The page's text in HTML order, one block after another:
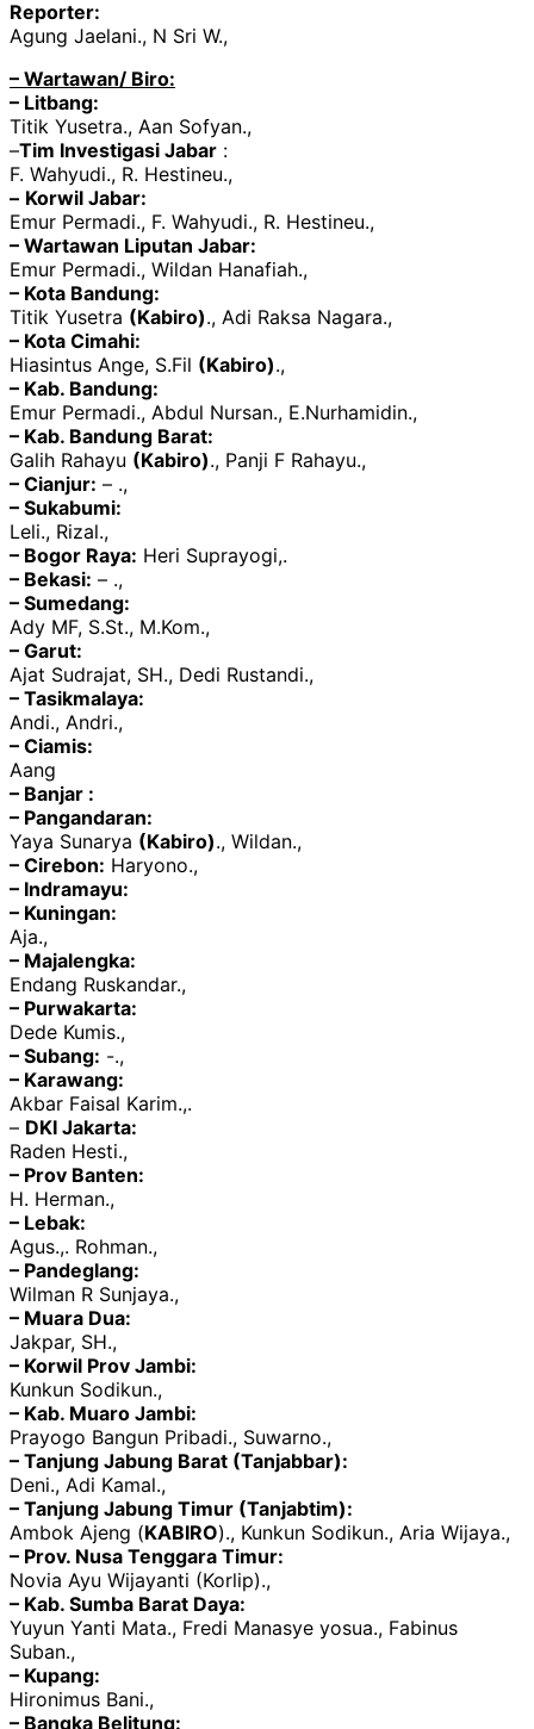
Reporter:
Agung Jaelani., N Sri W.,
– Wartawan/ Biro:
– Litbang:
Titik Yusetra., Aan Sofyan.,
–Tim Investigasi Jabar :
F. Wahyudi., R. Hestineu.,
– Korwil Jabar:
Emur Permadi., F. Wahyudi., R. Hestineu.,
– Wartawan Liputan Jabar:
Emur Permadi., Wildan Hanafiah.,
– Kota Bandung:
Titik Yusetra (Kabiro)., Adi Raksa Nagara.,
– Kota Cimahi:
Hiasintus Ange, S.Fil (Kabiro).,
– Kab. Bandung:
Emur Permadi., Abdul Nursan., E.Nurhamidin.,
– Kab. Bandung Barat:
Galih Rahayu (Kabiro)., Panji F Rahayu.,
– Cianjur: – .,
– Sukabumi:
Leli., Rizal.,
– Bogor Raya: Heri Suprayogi,.
– Bekasi: – .,
– Sumedang:
Ady MF, S.St., M.Kom.,
– Garut:
Ajat Sudrajat, SH., Dedi Rustandi.,
– Tasikmalaya:
Andi., Andri.,
– Ciamis:
Aang
– Banjar :
– Pangandaran:
Yaya Sunarya (Kabiro)., Wildan.,
– Cirebon: Haryono.,
– Indramayu:
– Kuningan:
Aja.,
– Majalengka:
Endang Ruskandar.,
– Purwakarta:
Dede Kumis.,
– Subang: -.,
– Karawang:
Akbar Faisal Karim.,.
– DKI Jakarta:
Raden Hesti.,
– Prov Banten:
H. Herman.,
– Lebak:
Agus.,. Rohman.,
– Pandeglang:
Wilman R Sunjaya.,
– Muara Dua:
Jakpar, SH.,
– Korwil Prov Jambi:
Kunkun Sodikun.,
– Kab. Muaro Jambi:
Prayogo Bangun Pribadi., Suwarno.,
– Tanjung Jabung Barat (Tanjabbar):
Deni., Adi Kamal.,
– Tanjung Jabung Timur (Tanjabtim):
Ambok Ajeng (KABIRO)., Kunkun Sodikun., Aria Wijaya.,
– Prov. Nusa Tenggara Timur:
Novia Ayu Wijayanti (Korlip).,
– Kab. Sumba Barat Daya:
Yuyun Yanti Mata., Fredi Manasye yosua., Fabinus
Suban.,
– Kupang:
Hironimus Bani.,
– Bangka Belitung: